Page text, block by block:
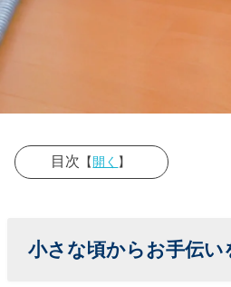
目次 【開く 】
せた理由
小さな頃からお手伝い